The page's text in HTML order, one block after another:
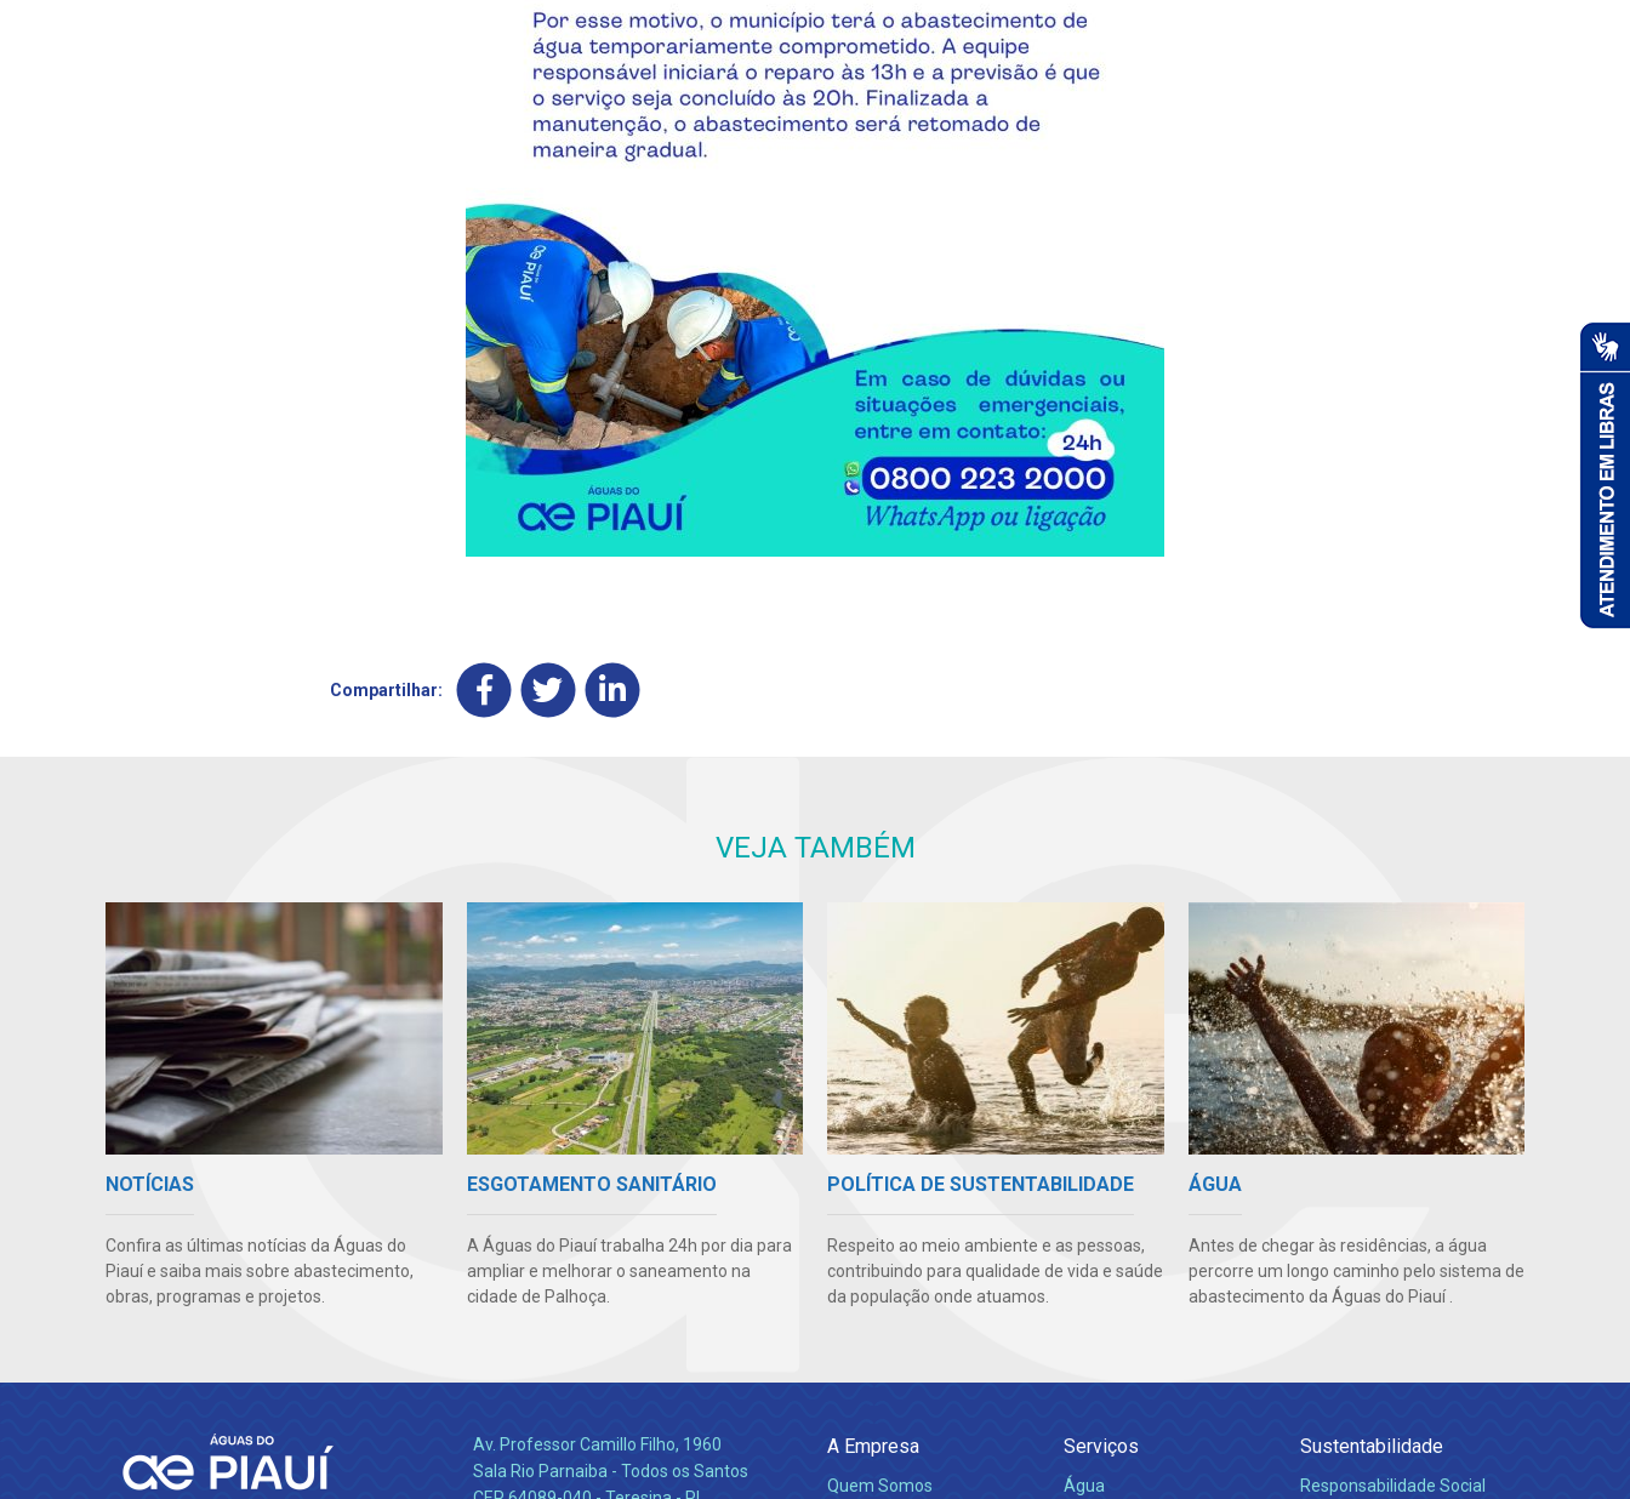
Compartilhar:
VEJA TAMBÉM
NOTÍCIAS
Confira as últimas notícias da Águas do
Piauí e saiba mais sobre abastecimento,
obras, programas e projetos.
ESGOTAMENTO SANITÁRIO
A Águas do Piauí trabalha 24h por dia para
ampliar e melhorar o saneamento na
cidade de Palhoça.
POLÍTICA DE SUSTENTABILIDADE
Respeito ao meio ambiente e as pessoas,
contribuindo para qualidade de vida e saúde
da população onde atuamos.
ÁGUA
Antes de chegar às residências, a água
percorre um longo caminho pelo sistema de
abastecimento da Águas do Piauí .
Av. Professor Camillo Filho, 1960
Sala Rio Parnaiba - Todos os Santos
A Empresa
Quem Somos
Serviços
Água
Sustentabilidade
Responsabilidade Social